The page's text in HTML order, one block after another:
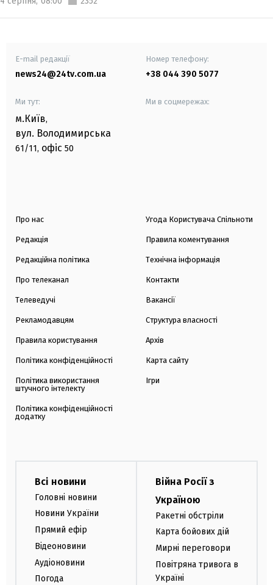
E-mail редакції
news24@24tv.com.ua
Номер телефону:
+38 044 390 5077
Ми тут:
м.Київ,
вул. Володимирська
61/11, офіс 50
Ми в соцмережах:
Про нас
Редакція
Редакційна політика
Про телеканал
Телеведучі
Рекламодавцям
Правила користування
Політика конфіденційності
Політика використання
штучного інтелекту
Політика конфіденційності
додатку
Угода Користувача Спільноти
Правила коментування
Технічна інформація
Контакти
Вакансії
Структура власності
Архів
Карта сайту
Ігри
Всі новини
Головні новини
Новини України
Прямий ефір
Відеоновини
Аудіоновини
Погода
Війна Росії з
Україною
Ракетні обстріли
Карта бойових дій
Мирні переговори
Повітряна тривога в
Україні